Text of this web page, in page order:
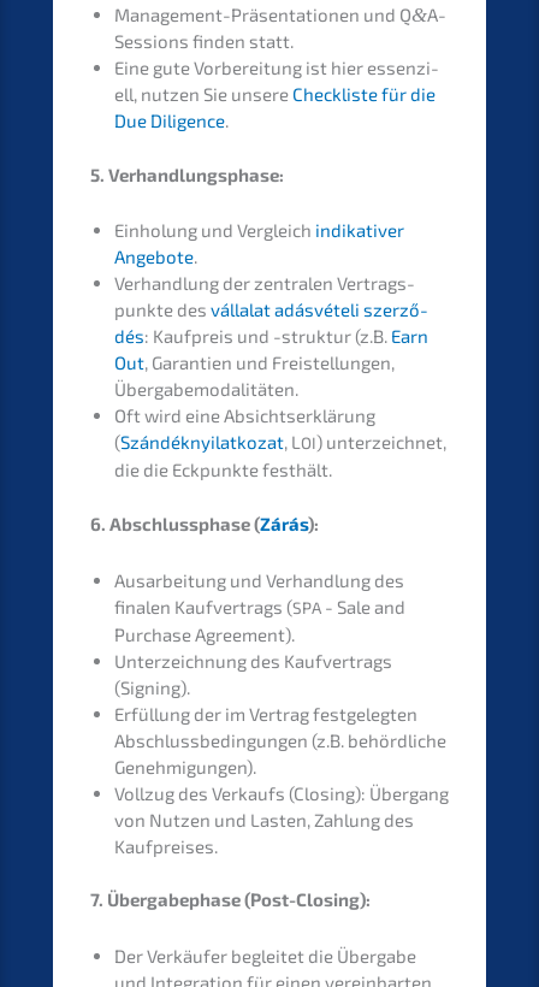
Manage­ment-Präsen­ta­tio­nen und Q&A-
Sessions finden statt.
Eine gute Vorbe­rei­tung ist hier essen­zi­
ell, nutzen Sie unsere Check­lis­te für die
Due Diligence.
5. Verhand­lungs­pha­se:
Einho­lung und Vergleich indika­ti­ver
Angebo­te.
Verhand­lung der zentra­len Vertrags­
punk­te des válla­lat adásvé­te­li szerző­
dés: Kaufpreis und -struk­tur (z.B. Earn
Out, Garan­tien und Freistel­lun­gen,
Übergabemodalitäten.
Oft wird eine Absichts­er­klä­rung
(Szándé­kny­ilat­ko­zat, L OI) unter­zeich­net,
die die Eckpunk­te festhält.
6. Abschluss­pha­se (Zárás):
Ausar­bei­tung und Verhand­lung des
finalen Kaufver­trags (SPA - Sale and
Purcha­se Agreement).
Unter­zeich­nung des Kaufver­trags
(Signing).
Erfül­lung der im Vertrag festge­leg­ten
Abschluss­be­din­gun­gen (z.B. behörd­li­che
Genehmigungen).
Vollzug des Verkaufs (Closing): Übergang
von Nutzen und Lasten, Zahlung des
Kaufpreises.
7. Überga­be­pha­se (Post-Closing):
Der Verkäu­fer beglei­tet die Überga­be
und Integra­ti­on für einen verein­bar­ten